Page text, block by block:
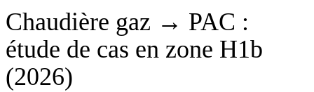
Chaudière gaz → PAC :
étude de cas en zone H1b
(2026)